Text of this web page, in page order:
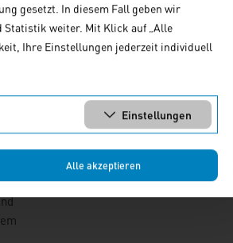
gesetzt. In diesem Fall geben wir
Statistik weiter. Mit Klick auf „Alle
Ihre Einstellungen jederzeit individuell
Einstellungen
Alle akzeptieren